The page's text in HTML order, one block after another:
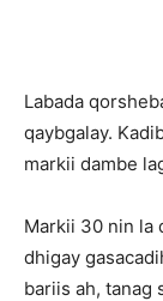
Labada
qaybgalay.
markii dambe
Markii 30 nin la
dhigay
bariis ah, tanag